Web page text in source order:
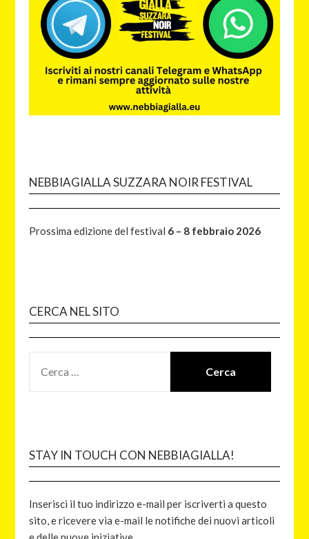
NEBBIAGIALLA SUZZARA NOIR FESTIVAL
Prossima edizione del festival 6 – 8 febbraio 2026
CERCA NEL SITO
STAY IN TOUCH CON NEBBIAGIALLA!
Inserisci il tuo indirizzo e-mail per iscriverti a questo
sito, e ricevere via e-mail le notifiche dei nuovi articoli